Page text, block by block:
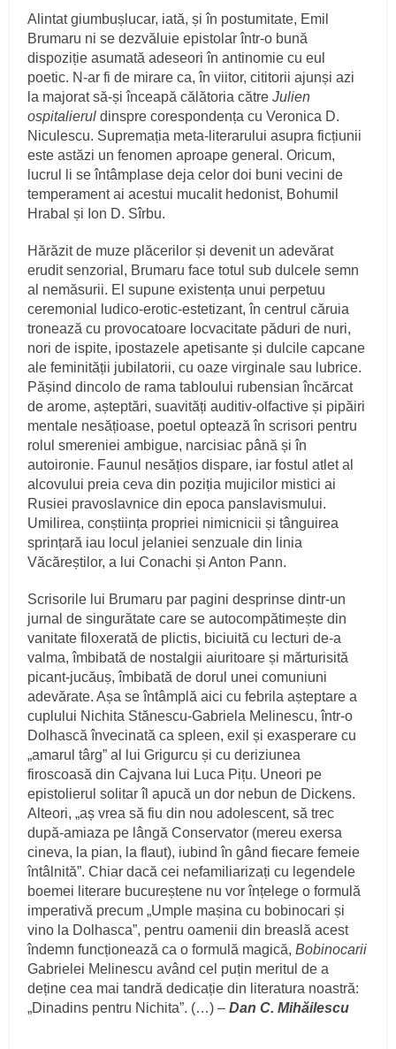
Alintat giumbușlucar, iată, și în postumitate, Emil
Brumaru ni se dezvăluie epistolar într-o bună
dispoziție asumată adeseori în antinomie cu eul
poetic. N-ar fi de mirare ca, în viitor, cititorii ajunși azi
la majorat să-și înceapă călătoria cătreJulien
ospitalierul dinspre corespondența cu Veronica D.
Niculescu. Supremația meta-literarului asupra ficțiunii
este astăzi un fenomen aproape general. Oricum,
lucrul li se întâmplase deja celor doi buni vecini de
temperament ai acestui mucalit hedonist, Bohumil
Hrabal și Ion D. Sîrbu.
Hărăzit de muze plăcerilor și devenit un adevărat
erudit senzorial, Brumaru face totul sub dulcele semn
al nemăsurii. El supune existența unui perpetuu
ceremonial ludico-erotic-estetizant, în centrul căruia
tronează cu provocatoare locvacitate păduri de nuri,
nori de ispite, ipostazele apetisante și dulcile capcane
ale feminității jubilatorii, cu oaze virginale sau lubrice.
Pășind dincolo de rama tabloului rubensian încărcat
de arome, așteptări, suavități auditiv-olfactive și pipăiri
mentale nesățioase, poetul optează în scrisori pentru
rolul smereniei ambigue, narcisiac până și în
autoironie. Faunul nesățios dispare, iar fostul atlet al
alcovului preia ceva din poziția mujicilor mistici ai
Rusiei pravoslavnice din epoca panslavismului.
Umilirea, conștiința propriei nimicnicii și tânguirea
sprințară iau locul jelaniei senzuale din linia
Văcăreștilor, a lui Conachi și Anton Pann.
Scrisorile lui Brumaru par pagini desprinse dintr-un
jurnal de singurătate care se autocompătimește din
vanitate filoxerată de plictis, biciuită cu lecturi de-a
valma, îmbibată de nostalgii aiuritoare și mărturisită
picant-jucăuș, îmbibată de dorul unei comuniuni
adevărate. Așa se întâmplă aici cu febrila așteptare a
cuplului Nichita Stănescu-Gabriela Melinescu, într-o
Dolhască învecinată ca spleen, exil și exasperare cu
„amarul târg” al lui Grigurcu și cu deriziunea
firoscoasă din Cajvana lui Luca Pițu. Uneori pe
epistolierul solitar îl apucă un dor nebun de Dickens.
Alteori, „aș vrea să fiu din nou adolescent, să trec
după-amiaza pe lângă Conservator (mereu exersa
cineva, la pian, la flaut), iubind în gând fiecare femeie
întâlnită”. Chiar dacă cei nefamiliarizați cu legendele
boemei literare bucureștene nu vor înțelege o formulă
imperativă precum „Umple mașina cu bobinocari și
vino la Dolhasca”, pentru oamenii din breaslă acest
îndemn funcționează ca o formulă magică,Bobinocarii
Gabrielei Melinescu având cel puțin meritul de a
deține cea mai tandră dedicație din literatura noastră:
„Dinadins pentru Nichita”. (…) –Dan C. Mihăilescu